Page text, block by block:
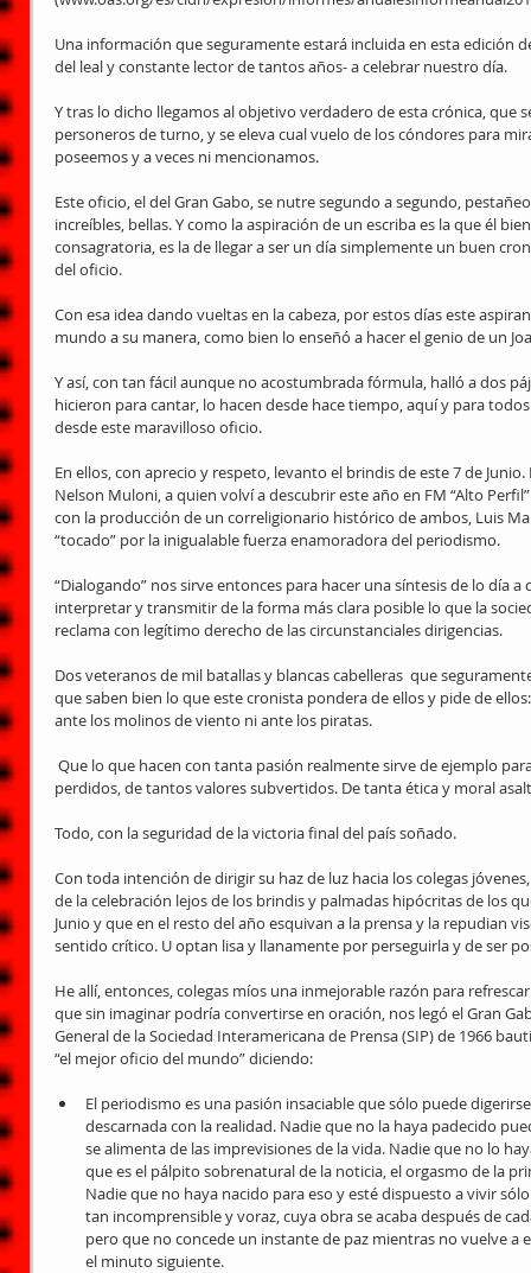
Una información que seguramente estará incluida en esta edición
del leal y constante lector de tantos años- a celebrar nuestro día.
Y tras lo dicho llegamos al objetivo verdadero de esta crónica, que
personeros de turno, y se eleva cual vuelo de los cóndores para
poseemos y a veces ni mencionamos.
Este oficio, el del Gran Gabo, se nutre segundo a segundo,
increíbles, bellas. Y como la aspiración de un escriba es la que él
consagratoria, es la de llegar a ser un día simplemente un buen
del oficio.
Con esa idea dando vueltas en la cabeza, por estos días este
mundo a su manera, como bien lo enseñó a hacer el genio de un
Y así, con tan fácil aunque no acostumbrada fórmula, halló a dos
hicieron para cantar, lo hacen desde hace tiempo, aquí y para
desde este maravilloso oficio.
En ellos, con aprecio y respeto, levanto el brindis de este 7 de
Nelson Muloni, a quien volví a descubrir este año en FM “Alto
con la producción de un correligionario histórico de ambos, Luis
“tocado” por la inigualable fuerza enamoradora del periodismo.
“Dialogando” nos sirve entonces para hacer una síntesis de lo día
interpretar y transmitir de la forma más clara posible lo que la
reclama con legítimo derecho de las circunstanciales dirigencias.
Dos veteranos de mil batallas y blancas cabelleras  que
que saben bien lo que este cronista pondera de ellos y pide de
ante los molinos de viento ni ante los piratas.
perdidos, de tantos valores subvertidos. De tanta ética y moral
Todo, con la seguridad de la victoria final del país soñado.
Con toda intención de dirigir su haz de luz hacia los colegas
de la celebración lejos de los brindis y palmadas hipócritas de los
Junio y que en el resto del año esquivan a la prensa y la repudian
sentido crítico. U optan lisa y llanamente por perseguirla y de ser
He allí, entonces, colegas míos una inmejorable razón para
que sin imaginar podría convertirse en oración, nos legó el Gran
General de la Sociedad Interamericana de Prensa (SIP) de 1966
“el mejor oficio del mundo” diciendo:
El periodismo es una pasión insaciable que sólo puede
descarnada con la realidad. Nadie que no la haya padecido
se alimenta de las imprevisiones de la vida. Nadie que no lo
que es el pálpito sobrenatural de la noticia, el orgasmo de la
Nadie que no haya nacido para eso y esté dispuesto a vivir
tan incomprensible y voraz, cuya obra se acaba después de
pero que no concede un instante de paz mientras no vuelve a
el minuto siguiente.